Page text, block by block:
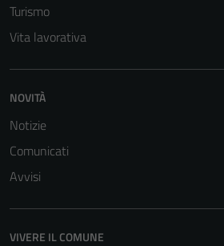
Turismo
Vita lavorativa
NOVITÀ
Notizie
Comunicati
Avvisi
VIVERE IL COMUNE